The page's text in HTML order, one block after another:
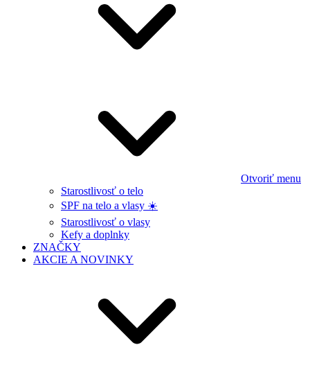
Otvoriť menu
Starostlivosť o telo
SPF na telo a vlasy ☀️
Starostlivosť o vlasy
Kefy a doplnky
ZNAČKY
AKCIE A NOVINKY